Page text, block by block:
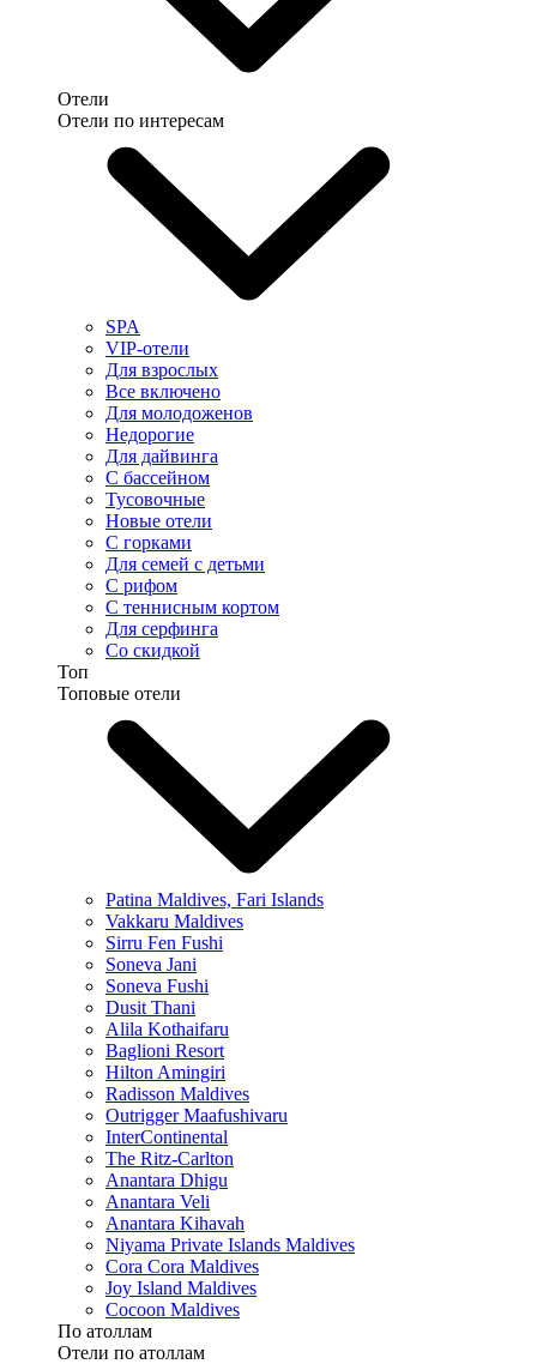
Отели
Отели по интересам
SPA
VIP-отели
Для взрослых
Все включено
Для молодоженов
Недорогие
Для дайвинга
С бассейном
Тусовочные
Новые отели
С горками
Для семей с детьми
С рифом
С теннисным кортом
Для серфинга
Со скидкой
Топ
Топовые отели
Patina Maldives, Fari Islands
Vakkaru Maldives
Sirru Fen Fushi
Soneva Jani
Soneva Fushi
Dusit Thani
Alila Kothaifaru
Baglioni Resort
Hilton Amingiri
Radisson Maldives
Outrigger Maafushivaru
InterContinental
The Ritz-Carlton
Anantara Dhigu
Anantara Veli
Anantara Kihavah
Niyama Private Islands Maldives
Cora Cora Maldives
Joy Island Maldives
Cocoon Maldives
По атоллам
Отели по атоллам